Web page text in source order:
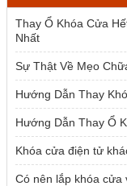
Thay Ổ Khóa Cửa
Nhất
Sự Thật Về Mẹo
Hướng Dẫn Thay
Hướng Dẫn Thay Ổ
Khóa cửa điện tử
Có nên lắp khóa cửa